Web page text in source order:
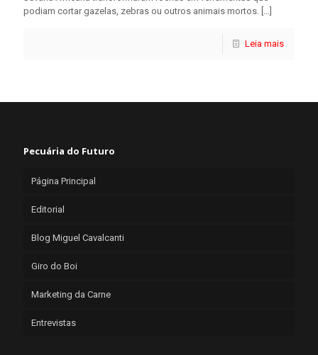
podiam cortar gazelas, zebras ou outros animais mortos. […]
Leia mais
Pecuária do Futuro
Página Principal
Editorial
Blog Miguel Cavalcanti
Giro do Boi
Marketing da Carne
Entrevistas